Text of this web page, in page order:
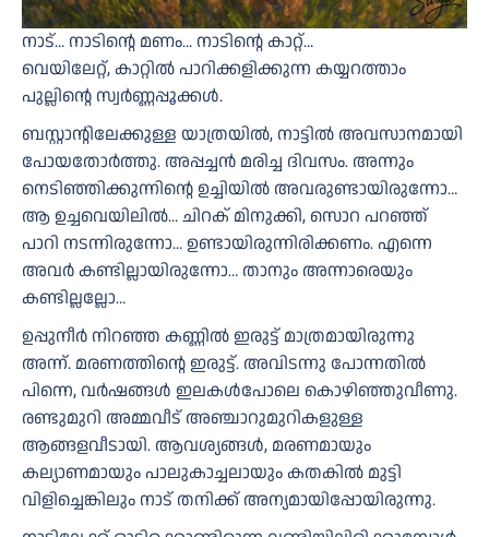
നാട്… നാടിന്റെ മണം… നാടിന്റെ കാറ്റ്…
വെയിലേറ്റ്, കാറ്റിൽ പാറിക്കളിക്കുന്ന കയ്യറത്താം
പുല്ലിന്റെ സ്വർണ്ണപ്പൂക്കൾ.
ബസ്റ്റാന്റിലേക്കുള്ള യാത്രയിൽ, നാട്ടിൽ അവസാനമായി
പോയതോർത്തു. അപ്പച്ചൻ മരിച്ച ദിവസം. അന്നും
നെടിഞ്ഞിക്കുന്നിന്റെ ഉച്ചിയിൽ അവരുണ്ടായിരുന്നോ…
ആ ഉച്ചവെയിലിൽ… ചിറക് മിനുക്കി, സൊറ പറഞ്ഞ്
പാറി നടന്നിരുന്നോ… ഉണ്ടായിരുന്നിരിക്കണം. എന്നെ
അവർ കണ്ടില്ലായിരുന്നോ… താനും അന്നാരെയും
കണ്ടില്ലല്ലോ…
ഉപ്പുനീർ നിറഞ്ഞ കണ്ണിൽ ഇരുട്ട് മാത്രമായിരുന്നു
അന്ന്. മരണത്തിന്റെ ഇരുട്ട്. അവിടന്നു പോന്നതിൽ
പിന്നെ, വർഷങ്ങൾ ഇലകൾപോലെ കൊഴിഞ്ഞുവീണു.
രണ്ടുമുറി അമ്മവീട് അഞ്ചാറുമുറികളുള്ള
ആങ്ങളവീടായി. ആവശ്യങ്ങൾ, മരണമായും
കല്യാണമായും പാലുകാച്ചലായും കതകിൽ മുട്ടി
വിളിച്ചെങ്കിലും നാട് തനിക്ക് അന്യമായിപ്പോയിരുന്നു.